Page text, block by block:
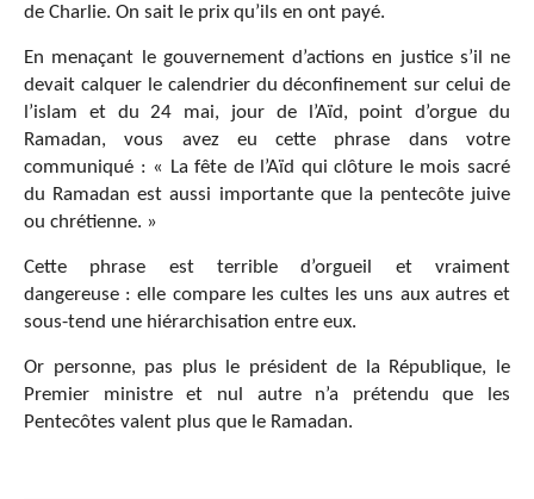
de Charlie. On sait le prix qu’ils en ont payé.
En menaçant le gouvernement d’actions en justice s’il ne
devait calquer le calendrier du déconfinement sur celui de
l’islam et du 24 mai, jour de l’Aïd, point d’orgue du
Ramadan, vous avez eu cette phrase dans votre
communiqué : « La fête de l’Aïd qui clôture le mois sacré
du Ramadan est aussi importante que la pentecôte juive
ou chrétienne. »
Cette phrase est terrible d’orgueil et vraiment
dangereuse : elle compare les cultes les uns aux autres et
sous-tend une hiérarchisation entre eux.
Or personne, pas plus le président de la République, le
Premier ministre et nul autre n’a prétendu que les
Pentecôtes valent plus que le Ramadan.